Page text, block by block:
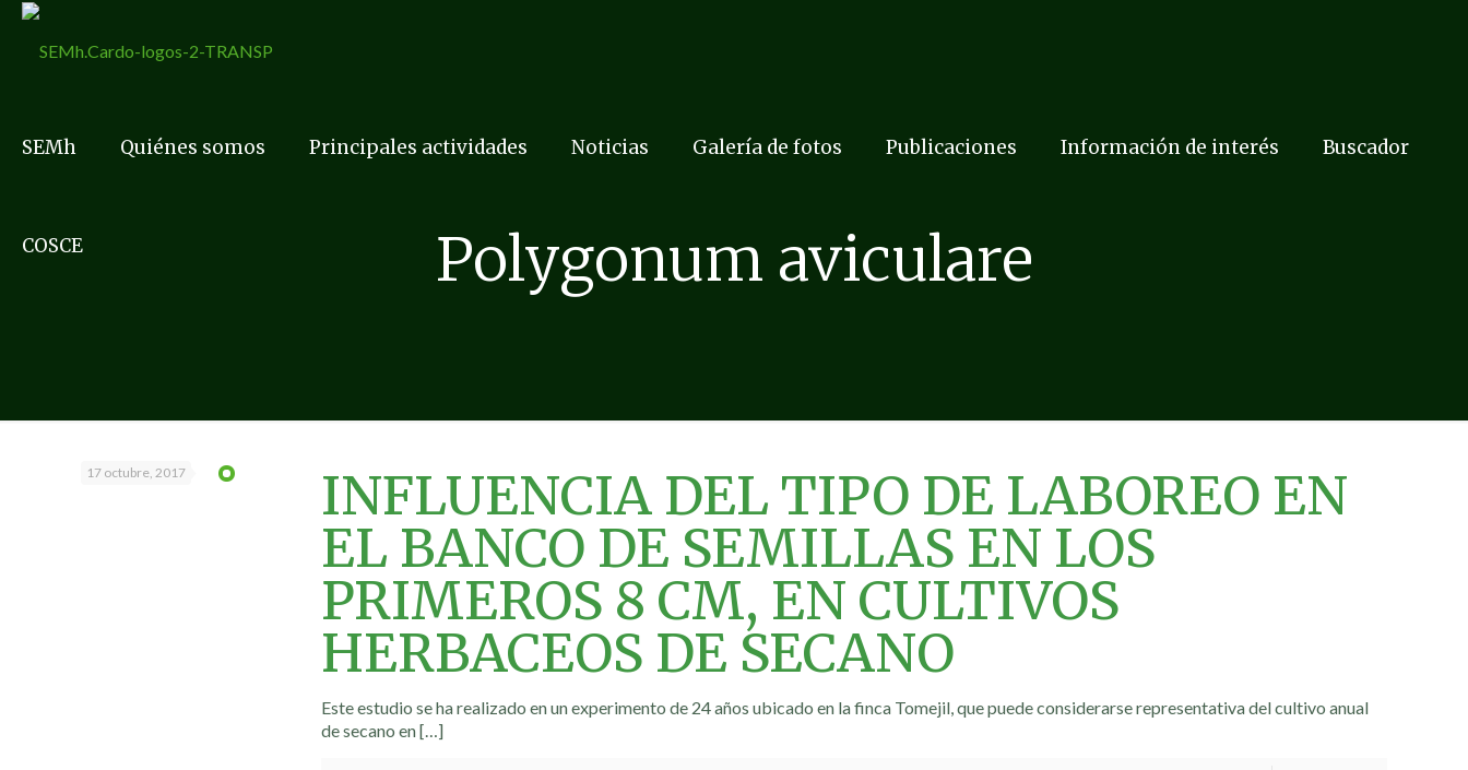
SEMh Quiénes somos Principales actividades Noticias Galería de fotos Publicaciones Información de interés Buscador
COSCE Polygonum aviculare
17 octubre, 2017
INFLUENCIA DEL TIPO DE LABOREO EN
EL BANCO DE SEMILLAS EN LOS
PRIMEROS 8 CM, EN CULTIVOS
HERBACEOS DE SECANO
Este estudio se ha realizado en un experimento de 24 años ubicado en la finca Tomejil, que puede considerarse representativa del cultivo anual
de secano en[…]